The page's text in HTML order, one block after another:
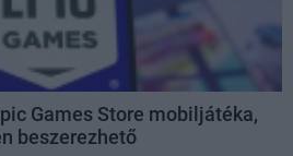
Games Store mobiljátéka,
beszerezhető